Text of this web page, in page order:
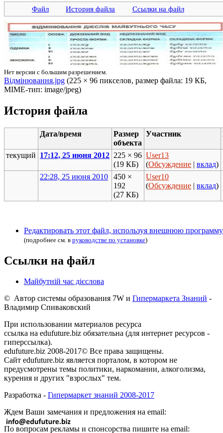
Файл История файла Ссылки на файл
Нет версии с большим разрешением.
Відмінювання.jpg ‎ (225 × 96 пикселов, размер файла: 19 КБ,
MIME-тип: image/jpeg)
История файла
Дата/время
Размер
объекта
Участник
текущий 17:12, 25 июня 2012 225 × 96
(19 КБ)
User13
(Обсуждение |вклад)
22:28, 25 июня 2010
450 ×
192
(27 КБ)
User10
(Обсуждение |вклад)
Редактировать этот файл, используя внешнюю программу
(подробнее см. в руководстве по установке)
Ссылки на файл
Майбутній час дієслова
© Автор системы образования 7W и Гипермаркета Знаний -
Владимир Спиваковский
При использовании материалов ресурса
ссылка на edufuture.biz обязательна (для интернет ресурсов -
гиперссылка).
edufuture.biz 2008-2017© Все права защищены.
Сайт edufuture.biz является порталом, в котором не
предусмотрены темы политики, наркомании, алкоголизма,
курения и других "взрослых" тем.
Разработка - Гипермаркет знаний 2008-2017
Ждем Ваши замечания и предложения на email:
По вопросам рекламы и спонсорства пишите на email: